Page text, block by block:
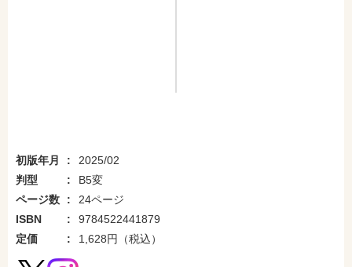
初版年月
2025/02
判型
B5変
ページ数
24ページ
ISBN
9784522441879
定価
1,628円（税込）